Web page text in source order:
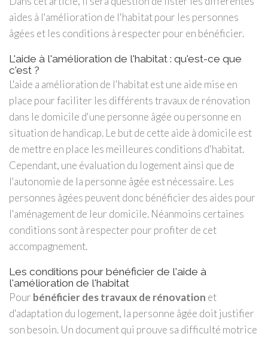
aides à l'amélioration de l'habitat pour les personnes
âgées et les conditions à respecter pour en bénéficier.
L'aide à l'amélioration de l'habitat : qu'est-ce que
c'est ?
L'aide a amélioration de l'habitat est une aide mise en
place pour faciliter les différents travaux de rénovation
dans le domicile d'une personne âgée ou personne en
situation de handicap. Le but de cette aide à domicile est
de mettre en place les meilleures conditions d'habitat.
Cependant, une évaluation du logement ainsi que de
l'autonomie de la personne âgée est nécessaire. Les
personnes âgées peuvent donc bénéficier des aides pour
l'aménagement de leur domicile. Néanmoins certaines
conditions sont à respecter pour profiter de cet
accompagnement.
Les conditions pour bénéficier de l'aide à
l'amélioration de l'habitat
Pour bénéficier des travaux de rénovation et
d'adaptation du logement, la personne âgée doit justifier
son besoin. Un document qui prouve sa difficulté motrice